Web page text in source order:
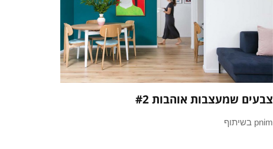
צבעים שמעצבות אוהבות #2
pnim בשיתוף